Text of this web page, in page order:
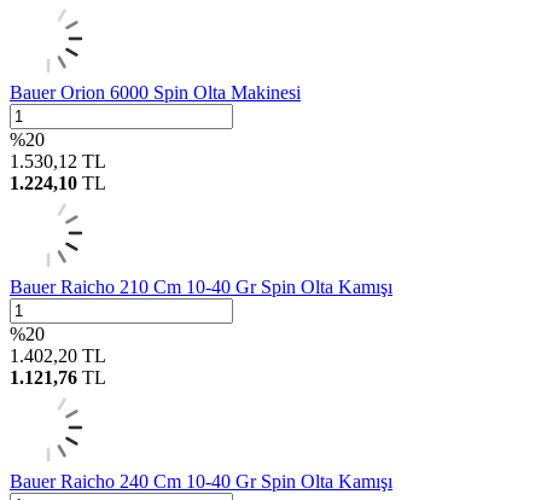
Bauer Orion 6000 Spin Olta Makinesi
%20
1.530,12 TL
1.224,10 TL
Bauer Raicho 210 Cm 10-40 Gr Spin Olta Kamışı
%20
1.402,20 TL
1.121,76 TL
Bauer Raicho 240 Cm 10-40 Gr Spin Olta Kamışı